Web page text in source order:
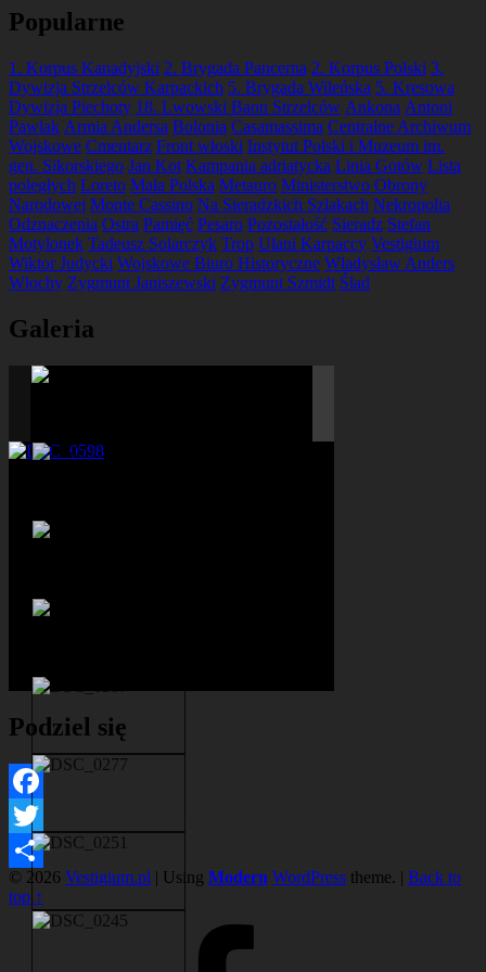
Popularne
1. Korpus Kanadyjski 2. Brygada Pancerna 2. Korpus Polski 3.
Dywizja Strzelców Karpackich 5. Brygada Wileńska 5. Kresowa
Dywizja Piechoty 18. Lwowski Baon Strzelców Ankona Antoni
Pawlak Armia Andersa Bolonia Casamassima Centralne Archiwum
Wojskowe Cmentarz Front włoski Instytut Polski i Muzeum im.
gen. Sikorskiego Jan Kot Kampania adriatycka Linia Gotów Lista
poległych Loreto Mała Polska Metauro Ministerstwo Obrony
Narodowej Monte Cassino Na Sieradzkich Szlakach Nekropolia
Odznaczenia Ostra Pamięć Pesaro Pozostałość Sieradz Stefan
Motylonek Tadeusz Solarczyk Trop Ułani Karpaccy Vestigium
Wiktor Judycki Wojskowe Biuro Historyczne Władysław Anders
Włochy Zygmunt Janiszewski Zygmunt Szmidt Ślad
Galeria
Podziel się
Facebook
Twitter
Share
© 2026 Vestigium.pl | Using Modern WordPress theme. | Back to
top ↑
Facebook